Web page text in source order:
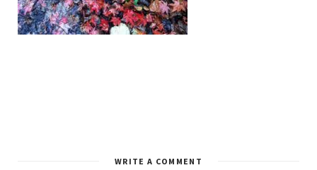
WRITE A COMMENT